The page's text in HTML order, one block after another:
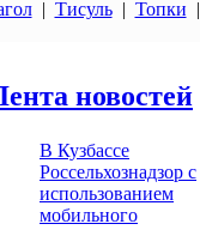
| Тисуль| Топки |
новостей
В Кузбассе
Россельхознадзор с
использованием
мобильного